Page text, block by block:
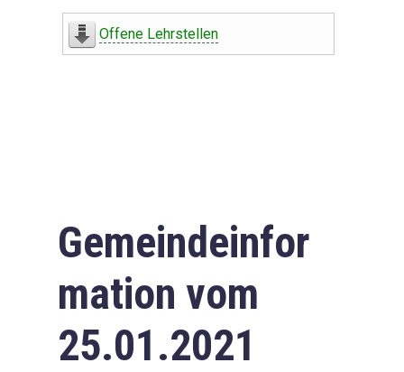
Offene Lehrstellen
Gemeindeinfor
mation vom
25.01.2021